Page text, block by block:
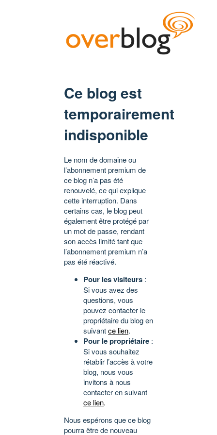
Ce blog est
temporairement
indisponible
Le nom de domaine ou
l’abonnement premium de
ce blog n’a pas été
renouvelé, ce qui explique
cette interruption. Dans
certains cas, le blog peut
également être protégé par
un mot de passe, rendant
son accès limité tant que
l’abonnement premium n’a
pas été réactivé.
Pour les visiteurs :
Si vous avez des
questions, vous
pouvez contacter le
propriétaire du blog en
suivantce lien.
Pour le propriétaire :
Si vous souhaitez
rétablir l’accès à votre
blog, nous vous
invitons à nous
contacter en suivant
ce lien.
Nous espérons que ce blog
pourra être de nouveau